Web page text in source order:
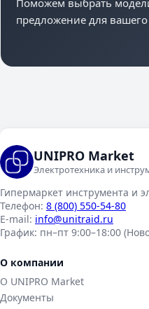
предложение для
UNIPRO Market
Электротехника и
Гипермаркет инструмента и
Телефон: 8 (800) 550-54-80
E-mail: info@unitraid.ru
График: пн–пт 9:00–18:00
О компании
О UNIPRO Market
Документы